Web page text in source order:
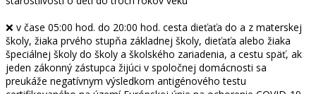
❌ v čase 05:00 hod. do 20:00 hod. cesta dieťaťa do a z materskej
školy, žiaka prvého stupňa základnej školy, dieťaťa alebo žiaka
špeciálnej školy do školy a školského zariadenia, a cestu späť, ak
jeden zákonný zástupca žijúci v spoločnej domácnosti sa
preukáže negatívnym výsledkom antigénového testu